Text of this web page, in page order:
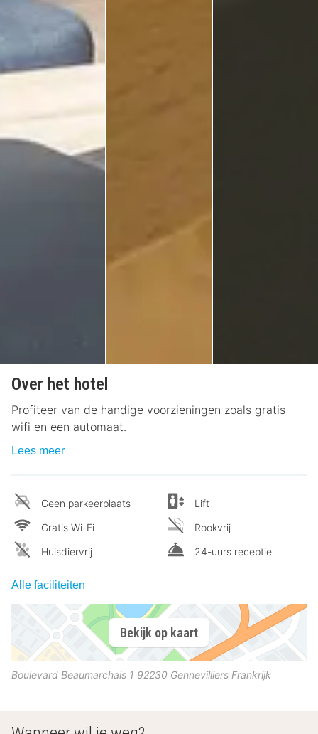
Over het hotel
Profiteer van de handige voorzieningen zoals gratis
wifi en een automaat.
Lees meer
Geen parkeerplaats
Gratis Wi-Fi
Huisdiervrij
Lift
Rookvrij
24-uurs receptie
Alle faciliteiten
Bekijk op kaart
Boulevard Beaumarchais 1 92230 Gennevilliers Frankrijk